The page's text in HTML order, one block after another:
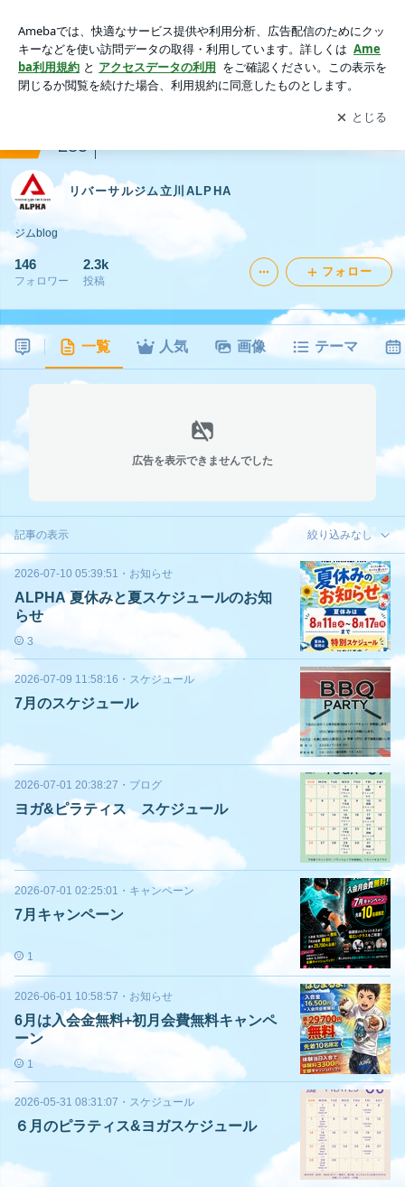
アプリをダウンロードして ブログの更新通知
を受け取りまし
ょう。
開く
285
リバーサルジム立川ALPHA
ジムblog
146
フォロワー
2.3k
投稿
フォロー
一覧 人気 画像 テーマ
広告を表示できませんでした
記事の表示 絞り込みなし
2026-07-10 05:39:51 ・ お知らせ
ALPHA 夏休みと夏スケジュールのお知
らせ
3
2026-07-09 11:58:16 ・ スケジュール
7月のスケジュール
2026-07-01 20:38:27 ・ ブログ
ヨガ&ピラティス スケジュール
2026-07-01 02:25:01 ・ キャンペーン
7月キャンペーン
1
2026-06-01 10:58:57 ・ お知らせ
6月は入会金無料+初月会費無料キャンペ
ーン
1
2026-05-31 08:31:07 ・ スケジュール
６月のピラティス&ヨガスケジュール